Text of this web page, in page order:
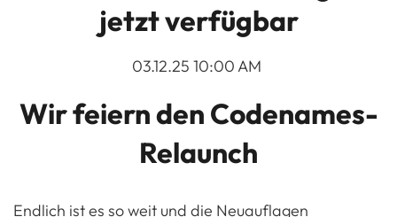
jetzt verfügbar
03.12.25 10:00 AM
Wir feiern den Codenames-
Relaunch
Endlich ist es so weit und die Neuauflagen